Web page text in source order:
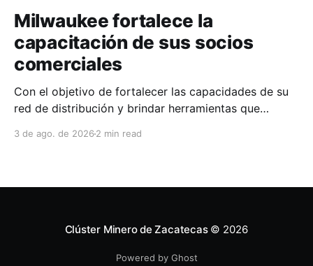
Milwaukee fortalece la
capacitación de sus socios
comerciales
Con el objetivo de fortalecer las capacidades de su
red de distribución y brindar herramientas que
técnico, Milwaukee llevó a cabo una capacitación
3 de ago. de 2026 2 min read
Clúster Minero de Zacatecas© 2026
Powered by Ghost